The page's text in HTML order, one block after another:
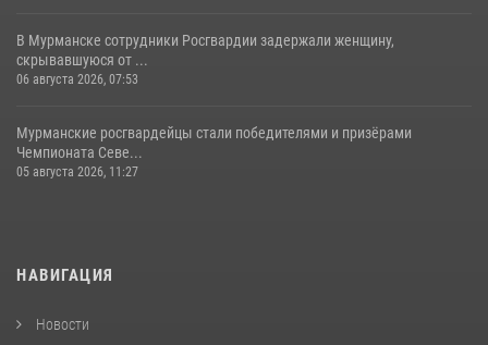
В Мурманске сотрудники Росгвардии задержали женщину,
скрывавшуюся от ...
06 августа 2026, 07:53
Мурманские росгвардейцы стали победителями и призёрами
Чемпионата Севе...
05 августа 2026, 11:27
НАВИГАЦИЯ
Новости